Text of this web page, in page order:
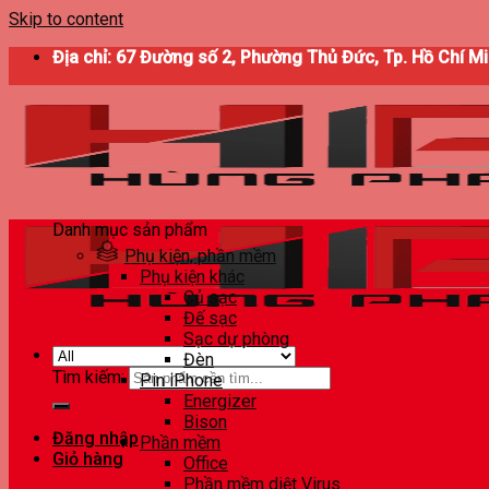
Skip to content
Địa chỉ: 67 Đường số 2, Phường Thủ Đức, Tp. Hồ Chí
Tìm kiếm:
Đăng nhập
Giỏ hàng
Danh mục sản phẩm
Phụ kiện, phần mềm
Phụ kiện khác
Củ sạc
Đế sạc
Sạc dự phòng
Đèn
Pin iPhone
Energizer
Bison
Phần mềm
Office
Phần mềm diệt Virus